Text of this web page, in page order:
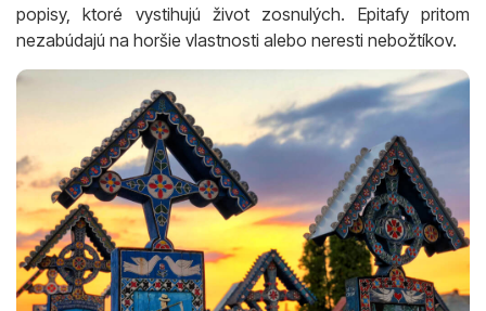
popisy, ktoré vystihujú život zosnulých. Epitafy pritom
nezabúdajú na horšie vlastnosti alebo neresti nebožtíkov.